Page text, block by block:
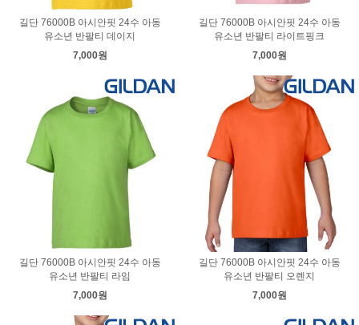
길단 76000B 아시안핏 24수 아동
유소년 반팔티 데이지
7,000원
길단 76000B 아시안핏 24수 아동
유소년 반팔티 라이트핑크
7,000원
길단 76000B 아시안핏 24수 아동
유소년 반팔티 라임
7,000원
길단 76000B 아시안핏 24수 아동
유소년 반팔티 오렌지
7,000원